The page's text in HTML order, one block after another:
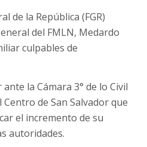
de la República (FGR)
del FMLN, Medardo
culpables de
la Cámara 3° de lo Civil
de San Salvador que
el incremento de su
autoridades.